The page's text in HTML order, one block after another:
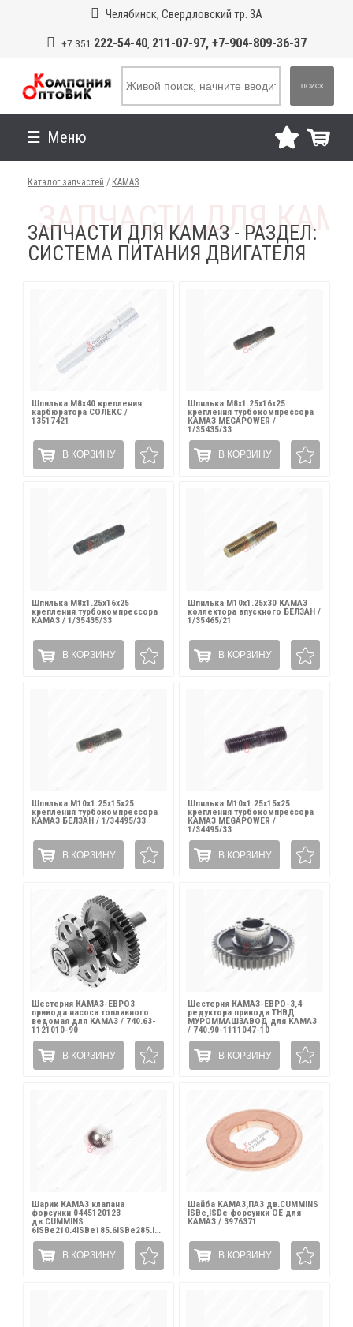
Челябинск, Свердловский тр. 3А
+7 351 222-54-40, 211-07-97, +7-904-809-36-37
ПОИСК
Меню
Каталог запчастей / КАМАЗ
ЗАПЧАСТИ ДЛЯ КАМАЗ - РАЗДЕЛ:
СИСТЕМА ПИТАНИЯ ДВИГАТЕЛЯ
Шпилька М8х40 крепления
карбюратора СОЛЕКС /
13517421
В КОРЗИНУ
Шпилька М8х1.25х16х25
крепления турбокомпрессора
КАМАЗ MEGAPOWER /
1/35435/33
В КОРЗИНУ
Шпилька М8х1.25х16х25
крепления турбокомпрессора
КАМАЗ / 1/35435/33
В КОРЗИНУ
Шпилька М10х1.25х30 КАМАЗ
коллектора впускного БЕЛЗАН /
1/35465/21
В КОРЗИНУ
Шпилька М10х1.25х15х25
крепления турбокомпрессора
КАМАЗ БЕЛЗАН / 1/34495/33
В КОРЗИНУ
Шпилька М10х1.25х15х25
крепления турбокомпрессора
КАМАЗ MEGAPOWER /
1/34495/33
В КОРЗИНУ
Шестерня КАМАЗ-ЕВРО3
привода насоса топливного
ведомая для КАМАЗ / 740.63-
1121010-90
В КОРЗИНУ
Шестерня КАМАЗ-ЕВРО-3,4
редуктора привода ТНВД
МУРОММАШЗАВОД для КАМАЗ
/ 740.90-1111047-10
В КОРЗИНУ
Шарик КАМАЗ клапана
форсунки 0445120123
дв.CUMMINS
6ISBe210,4ISBe185,6ISBe285,ISLe+350,ISLe380
BOSCH / F00VC05001
В КОРЗИНУ
Шайба КАМАЗ,ПАЗ дв.CUMMINS
ISBe,ISDe форсунки OE для
КАМАЗ / 3976371
В КОРЗИНУ